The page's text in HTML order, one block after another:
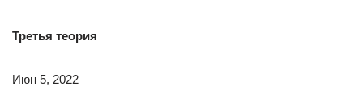
Третья теория
Июн 5, 2022